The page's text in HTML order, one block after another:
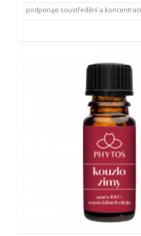
podporuje soustředění a koncentraci